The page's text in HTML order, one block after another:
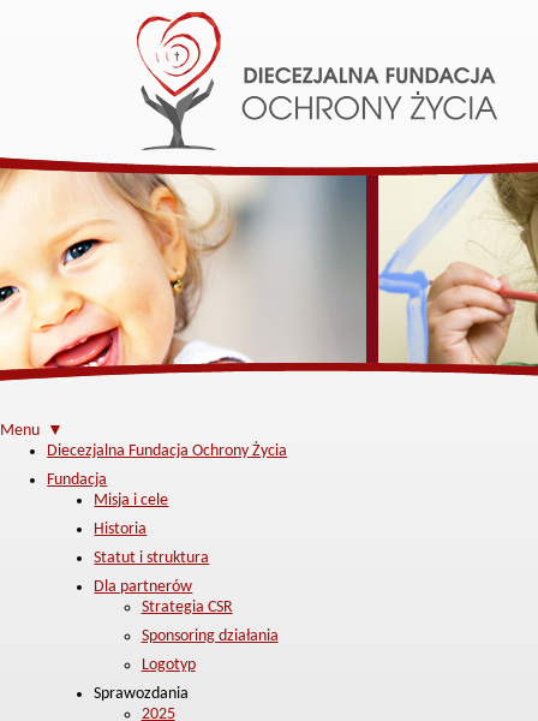
Menu ▼
Diecezjalna Fundacja Ochrony Życia
Fundacja
Misja i cele
Historia
Statut i struktura
Dla partnerów
Strategia CSR
Sponsoring działania
Logotyp
Sprawozdania
2025